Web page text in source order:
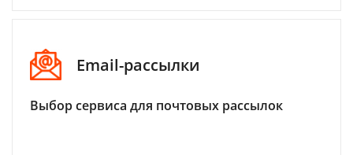
Email-рассылки
Выбор сервиса для почтовых рассылок